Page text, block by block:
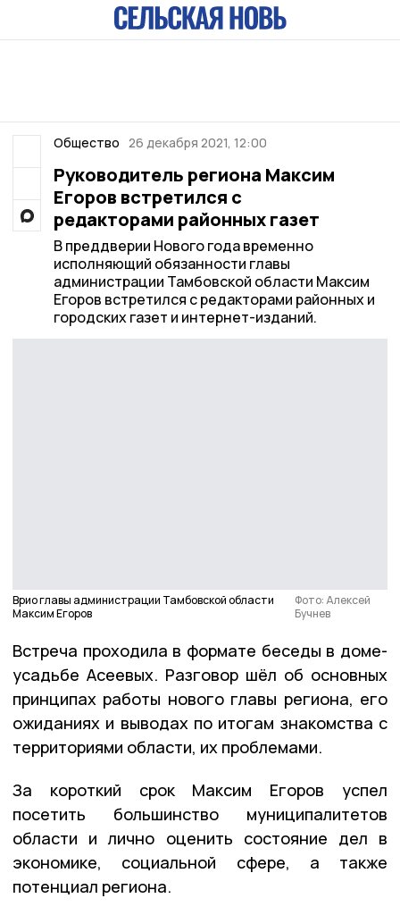
Общество 26 декабря 2021, 12:00
Руководитель региона Максим
Егоров встретился с
редакторами районных газет
В преддверии Нового года временно
исполняющий обязанности главы
администрации Тамбовской области Максим
Егоров встретился с редакторами районных и
городских газет и интернет-изданий.
Врио главы администрации Тамбовской области
Максим Егоров
Фото: Алексей
Бучнев
Встреча проходила в формате беседы в доме-
усадьбе Асеевых. Разговор шёл об основных
принципах работы нового главы региона, его
ожиданиях и выводах по итогам знакомства с
территориями области, их проблемами.
За короткий срок Максим Егоров успел
посетить большинство муниципалитетов
области и лично оценить состояние дел в
экономике, социальной сфере, а также
потенциал региона.